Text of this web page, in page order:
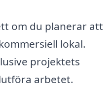
om du planerar att
lokal.
projektets
arbetet.